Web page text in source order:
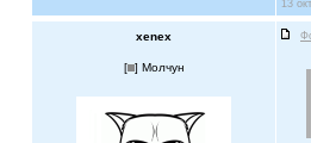
13
xenex
[ ] Молчун